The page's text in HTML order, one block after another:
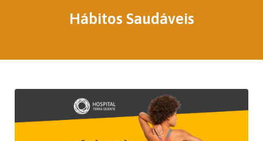
Hábitos Saudáveis